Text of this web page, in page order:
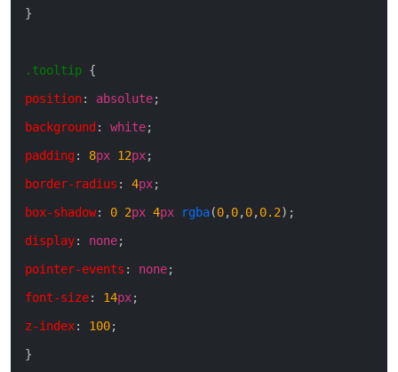
}
.tooltip {
position: absolute;
background : white;
padding: 8px 12px;
border-radius : 4px;
box-shadow: 0 2px 4px rgba(0,0,0,0.2) ;
display: none;
pointer-events : none;
font-size: 14px;
z-index: 100;
}